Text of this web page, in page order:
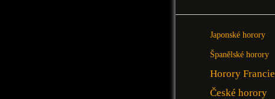
Japonské horory
Španělské horory
Horory Francie
České horory